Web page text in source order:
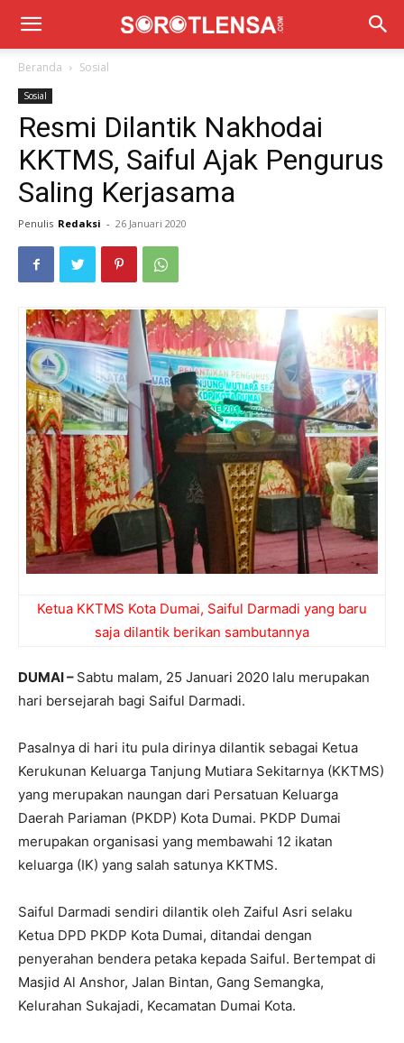
Beranda Sosial
Sosial
Resmi Dilantik Nakhodai
KKTMS, Saiful Ajak Pengurus
Saling Kerjasama
Penulis Redaksi - 26 Januari 2020
Ketua KKTMS Kota Dumai, Saiful Darmadi yang baru
saja dilantik berikan sambutannya
DUMAI – Sabtu malam, 25 Januari 2020 lalu merupakan
hari bersejarah bagi Saiful Darmadi.
Pasalnya di hari itu pula dirinya dilantik sebagai Ketua
Kerukunan Keluarga Tanjung Mutiara Sekitarnya (KKTMS)
yang merupakan naungan dari Persatuan Keluarga
Daerah Pariaman (PKDP) Kota Dumai. PKDP Dumai
merupakan organisasi yang membawahi 12 ikatan
keluarga (IK) yang salah satunya KKTMS.
Saiful Darmadi sendiri dilantik oleh Zaiful Asri selaku
Ketua DPD PKDP Kota Dumai, ditandai dengan
penyerahan bendera petaka kepada Saiful. Bertempat di
Masjid Al Anshor, Jalan Bintan, Gang Semangka,
Kelurahan Sukajadi, Kecamatan Dumai Kota.